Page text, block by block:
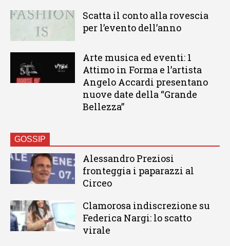
Scatta il conto alla rovescia
per l’evento dell’anno
Arte musica ed eventi: 1
Attimo in Forma e l’artista
Angelo Accardi presentano
nuove date della “Grande
Bellezza”
GOSSIP
Alessandro Preziosi
fronteggia i paparazzi al
Circeo
Clamorosa indiscrezione su
Federica Nargi: lo scatto
virale